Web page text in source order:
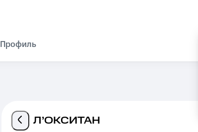
Профиль
Л’ОКСИТАН